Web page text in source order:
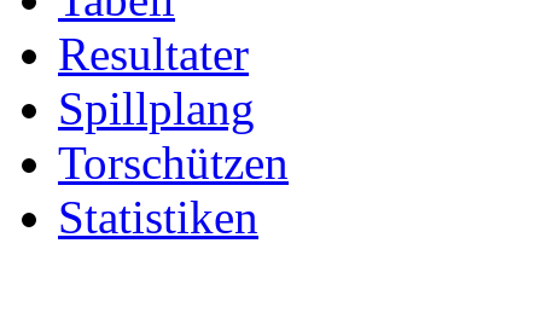
Resultater
Spillplang
Torschützen
Statistiken